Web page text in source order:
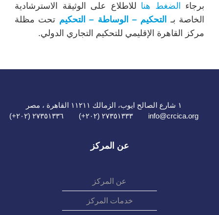
برجاء الضغط هنا للاطلاع على الوثيقة الاسترشادية
الخاصة بـ
التحكيم – الوساطة – التحكيم تحت مظلة
مركز القاهرة الإقليمي للتحكيم التجاري الدولي.
١ شارع الصالح ايوب، الزمالك ١١٢١١ القاهرة ، مصر
info@crcica.org
٢٧٣٥١٣٣٣ (٢٠٢+) ٢٧٣٥١٣٣٦ (٢٠٢+)
عن المركز
عن المركز
خدمات المركز